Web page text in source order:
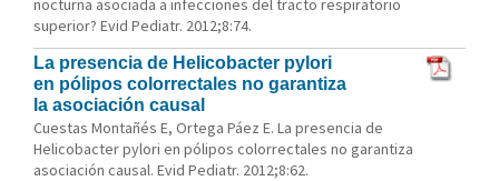
nocturna asociada a infecciones del tracto respiratorio
superior? Evid Pediatr. 2012;8:74.
La presencia de Helicobacter pylori
en pólipos colorrectales no garantiza
la asociación causal
Cuestas Montañés E, Ortega Páez E. La presencia de
Helicobacter pylori en pólipos colorrectales no garantiza
asociación causal. Evid Pediatr. 2012;8:62.